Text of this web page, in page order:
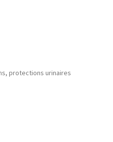
protections urinaires